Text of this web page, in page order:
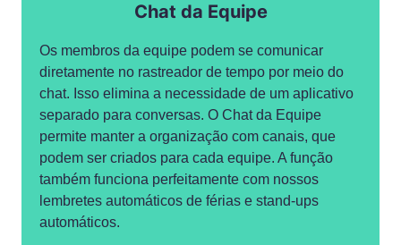
Chat da Equipe
Os membros da equipe podem se comunicar
diretamente no rastreador de tempo por meio do
chat. Isso elimina a necessidade de um aplicativo
separado para conversas. O Chat da Equipe
permite manter a organização com canais, que
podem ser criados para cada equipe. A função
também funciona perfeitamente com nossos
lembretes automáticos de férias e stand-ups
automáticos.